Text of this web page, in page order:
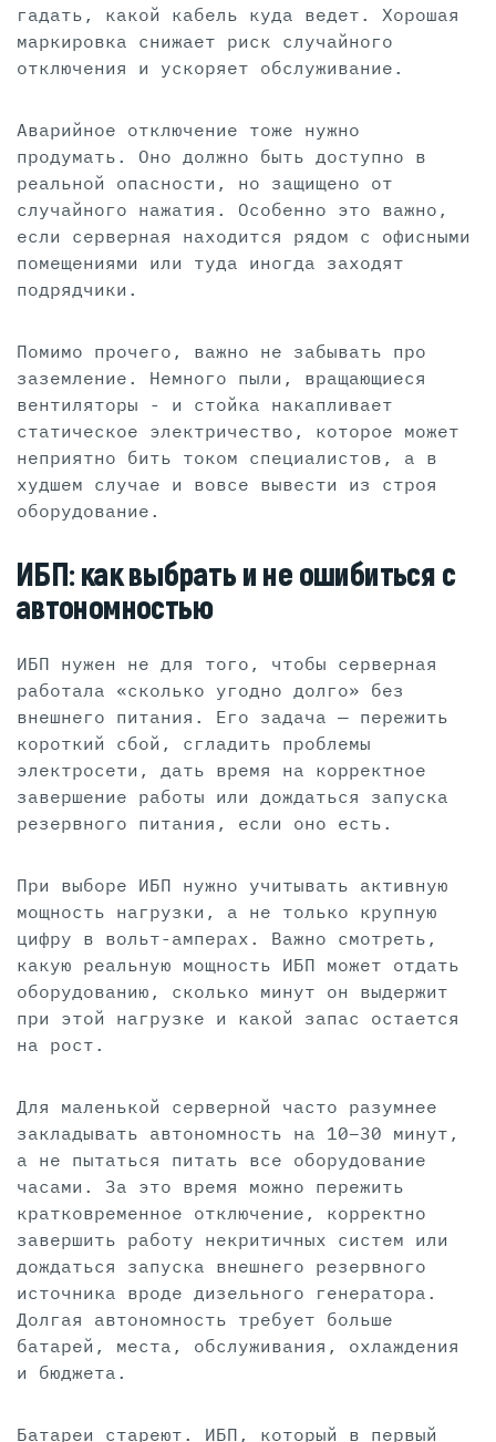
гадать, какой кабель куда ведет. Хорошая
маркировка снижает риск случайного
отключения и ускоряет обслуживание.
Аварийное отключение тоже нужно
продумать. Оно должно быть доступно в
реальной опасности, но защищено от
случайного нажатия. Особенно это важно,
если серверная находится рядом с офисными
помещениями или туда иногда заходят
подрядчики.
Помимо прочего, важно не забывать про
заземление. Немного пыли, вращающиеся
вентиляторы - и стойка накапливает
статическое электричество, которое может
неприятно бить током специалистов, а в
худшем случае и вовсе вывести из строя
оборудование.
ИБП: как выбрать и не ошибиться с
автономностью
ИБП нужен не для того, чтобы серверная
работала «сколько угодно долго» без
внешнего питания. Его задача — пережить
короткий сбой, сгладить проблемы
электросети, дать время на корректное
завершение работы или дождаться запуска
резервного питания, если оно есть.
При выборе ИБП нужно учитывать активную
мощность нагрузки, а не только крупную
цифру в вольт-амперах. Важно смотреть,
какую реальную мощность ИБП может отдать
оборудованию, сколько минут он выдержит
при этой нагрузке и какой запас остается
на рост.
Для маленькой серверной часто разумнее
закладывать автономность на 10–30 минут,
а не пытаться питать все оборудование
часами. За это время можно пережить
кратковременное отключение, корректно
завершить работу некритичных систем или
дождаться запуска внешнего резервного
источника вроде дизельного генератора.
Долгая автономность требует больше
батарей, места, обслуживания, охлаждения
и бюджета.
Батареи стареют. ИБП, который в первый